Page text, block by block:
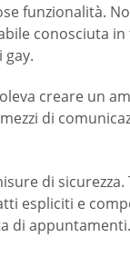
funzionalità.
conosciuta
creare un
di
di
espliciti e
di appuntamenti.